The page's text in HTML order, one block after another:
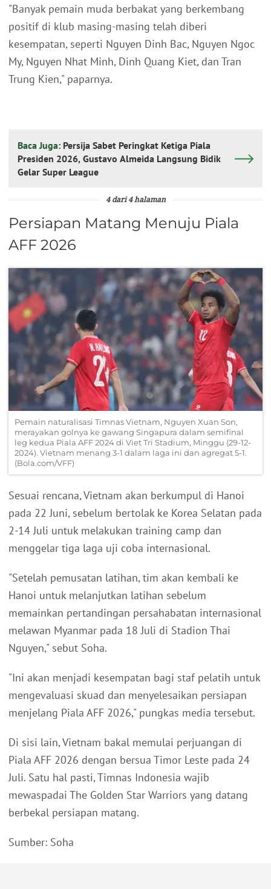
"Banyak pemain muda berbakat yang berkembang
positif di klub masing-masing telah diberi
kesempatan, seperti Nguyen Dinh Bac, Nguyen Ngoc
My, Nguyen Nhat Minh, Dinh Quang Kiet, dan Tran
Trung Kien," paparnya.
Baca Juga: Persija Sabet Peringkat Ketiga Piala
Presiden 2026, Gustavo Almeida Langsung Bidik
Gelar Super League
4 dari 4 halaman
Persiapan Matang Menuju Piala
AFF 2026
Pemain naturalisasi Timnas Vietnam, Nguyen Xuan Son,
merayakan golnya ke gawang Singapura dalam semifinal
leg kedua Piala AFF 2024 di Viet Tri Stadium, Minggu (29-12-
2024). Vietnam menang 3-1 dalam laga ini dan agregat 5-1.
(Bola.com/VFF)
Sesuai rencana, Vietnam akan berkumpul di Hanoi
pada 22 Juni, sebelum bertolak ke Korea Selatan pada
2-14 Juli untuk melakukan training camp dan
menggelar tiga laga uji coba internasional.
"Setelah pemusatan latihan, tim akan kembali ke
Hanoi untuk melanjutkan latihan sebelum
memainkan pertandingan persahabatan internasional
melawan Myanmar pada 18 Juli di Stadion Thai
Nguyen," sebut Soha.
"Ini akan menjadi kesempatan bagi staf pelatih untuk
mengevaluasi skuad dan menyelesaikan persiapan
menjelang Piala AFF 2026," pungkas media tersebut.
Di sisi lain, Vietnam bakal memulai perjuangan di
Piala AFF 2026 dengan bersua Timor Leste pada 24
Juli. Satu hal pasti, Timnas Indonesia wajib
mewaspadai The Golden Star Warriors yang datang
berbekal persiapan matang.
Sumber: Soha